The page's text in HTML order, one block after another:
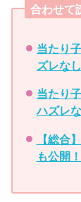
合わせて
当たり
ズレな
当たり
ハズレ
【総合
も公開！